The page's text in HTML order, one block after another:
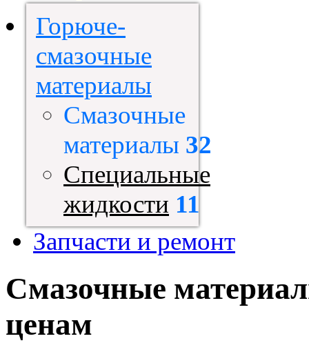
Горюче-
смазочные
материалы
Смазочные
материалы 32
Специальные
жидкости 11
Запчасти и ремонт
Смазочные
ценам